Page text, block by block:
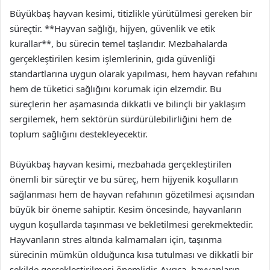
Büyükbaş hayvan kesimi, titizlikle yürütülmesi gereken bir
süreçtir. **Hayvan sağlığı, hijyen, güvenlik ve etik
kurallar**, bu sürecin temel taşlarıdır. Mezbahalarda
gerçekleştirilen kesim işlemlerinin, gıda güvenliği
standartlarına uygun olarak yapılması, hem hayvan refahını
hem de tüketici sağlığını korumak için elzemdir. Bu
süreçlerin her aşamasında dikkatli ve bilinçli bir yaklaşım
sergilemek, hem sektörün sürdürülebilirliğini hem de
toplum sağlığını destekleyecektir.
Büyükbaş hayvan kesimi, mezbahada gerçekleştirilen
önemli bir süreçtir ve bu süreç, hem hijyenik koşulların
sağlanması hem de hayvan refahının gözetilmesi açısından
büyük bir öneme sahiptir. Kesim öncesinde, hayvanların
uygun koşullarda taşınması ve bekletilmesi gerekmektedir.
Hayvanların stres altında kalmamaları için, taşınma
sürecinin mümkün olduğunca kısa tutulması ve dikkatli bir